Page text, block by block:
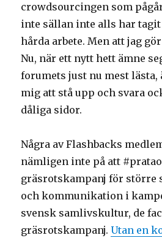
crowdsourcingen som
inte sällan inte alls har tagit
hårda arbete. Men att jag
Nu, när ett nytt hett ämne
forumets just nu mest lästa,
mig att stå upp och svara
dåliga sidor.
Några av Flashbacks
nämligen inte på att
gräsrotskampanj för större
och kommunikation i
svensk samlivskultur, de
gräsrotskampanj.Utan en